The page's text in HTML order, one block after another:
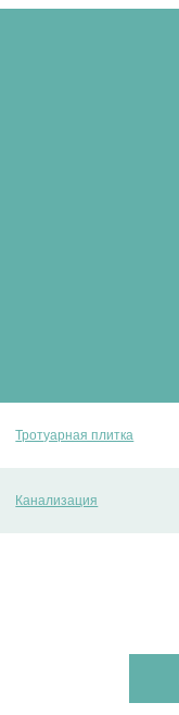
Тротуарная плитка
Канализация